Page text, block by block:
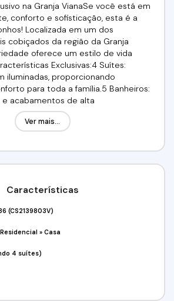
na Granja VianaSe você está em
conforto e sofisticação, esta é a
Localizada em um dos
cobiçados da região da Granja
oferece um estilo de vida
Exclusivas:4 Suítes:
iluminadas, proporcionando
para toda a família.5 Banheiros:
acabamentos de alta
Aquecida com Spa e Prainha: Perfeita
em família. Iluminação e
e segurança.Pé Direito
amplos e arejados, conferindo
dedicado ao trabalho em
da casa.Lavabo: Design
valorizam a beleza da
Ver mais...
Características
(CS2139803V)
Residencial »Casa
4 suítes)